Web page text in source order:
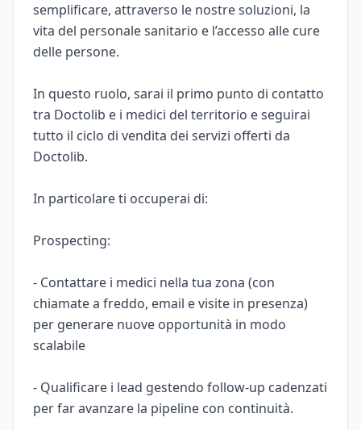
semplificare, attraverso le nostre soluzioni, la
vita del personale sanitario e l’accesso alle cure
delle persone.
In questo ruolo, sarai il primo punto di contatto
tra Doctolib e i medici del territorio e seguirai
tutto il ciclo di vendita dei servizi offerti da
Doctolib.
In particolare ti occuperai di:
Prospecting:
- Contattare i medici nella tua zona (con
chiamate a freddo, email e visite in presenza)
per generare nuove opportunità in modo
scalabile
- Qualificare i lead gestendo follow-up cadenzati
per far avanzare la pipeline con continuità.